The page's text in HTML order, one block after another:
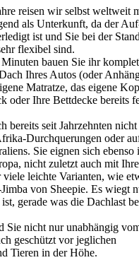
reisen wir selbst weltweit
als Unterkunft, da der
ist und Sie bei der
flexibel sind.
bauen Sie ihr
Ihres Autos (oder
Matratze, das eigene
oder Ihre Bettdecke bereits
bereits seit Jahrzehnten
Durchquerungen oder
Sie eignen sich ebenso
nicht zuletzt auch mit
leichte Varianten, wie
von Sheepie. Es wiegt
gerade was die Dachlast
Sie nicht nur unabhängig
geschützt vor jeglichen
Tieren in der Höhe.